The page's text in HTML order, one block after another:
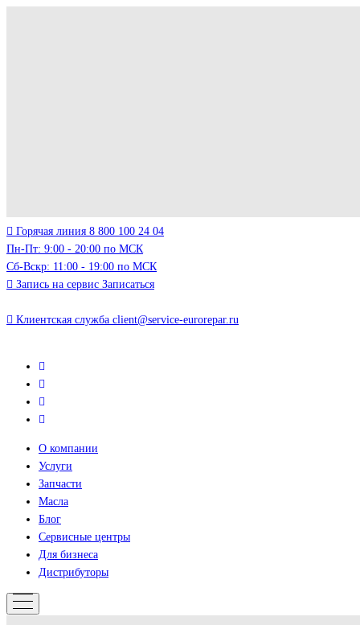
Горячая линия 8 800 100 24 04
Пн-Пт: 9:00 - 20:00 по МСК
Сб-Вскр: 11:00 - 19:00 по МСК
Запись на сервис Записаться
Клиентская служба client@service-eurorepar.ru
О компании
Услуги
Запчасти
Масла
Блог
Сервисные центры
Для бизнеса
Дистрибуторы